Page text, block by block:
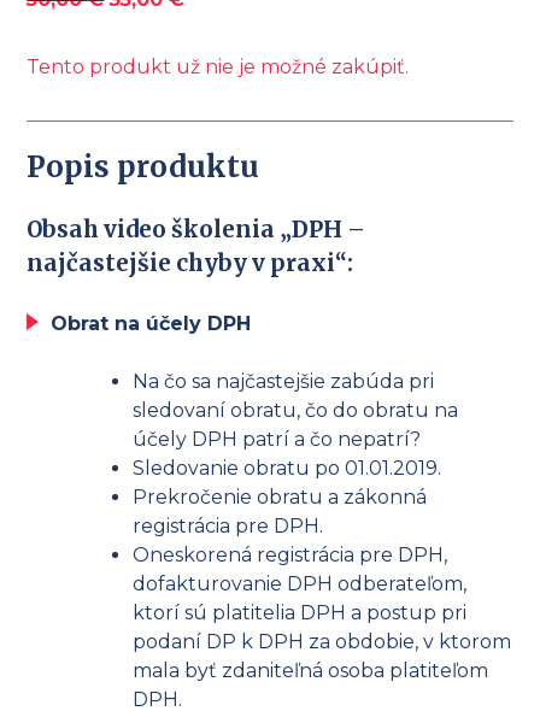
Tento produkt už nie je možné zakúpiť.
Popis produktu
Obsah video školenia „DPH –
najčastejšie chyby v praxi“:
Obrat na účely DPH
Na čo sa najčastejšie zabúda pri
sledovaní obratu, čo do obratu na
účely DPH patrí a čo nepatrí?
Sledovanie obratu po 01.01.2019.
Prekročenie obratu a zákonná
registrácia pre DPH.
Oneskorená registrácia pre DPH,
dofakturovanie DPH odberateľom,
ktorí sú platitelia DPH a postup pri
podaní DP k DPH za obdobie, v ktorom
mala byť zdaniteľná osoba platiteľom
DPH.